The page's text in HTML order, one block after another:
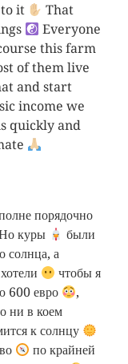
it
That
Everyone
this farm
of them live
and start
income we
quickly and
порядочно
куры
были
солнца, а
чтобы я
600 евро
,
ни в коем
к солнцу
по крайней